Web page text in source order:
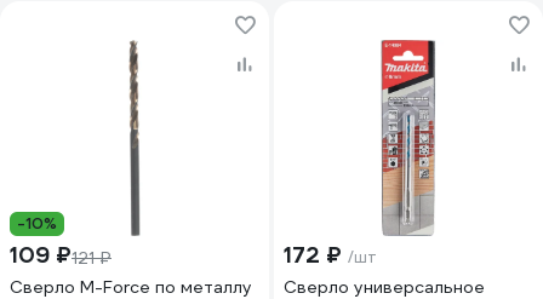
-10%
109 ₽121 ₽
Сверло M-Force по металлу
172 ₽ /шт
Сверло универсальное